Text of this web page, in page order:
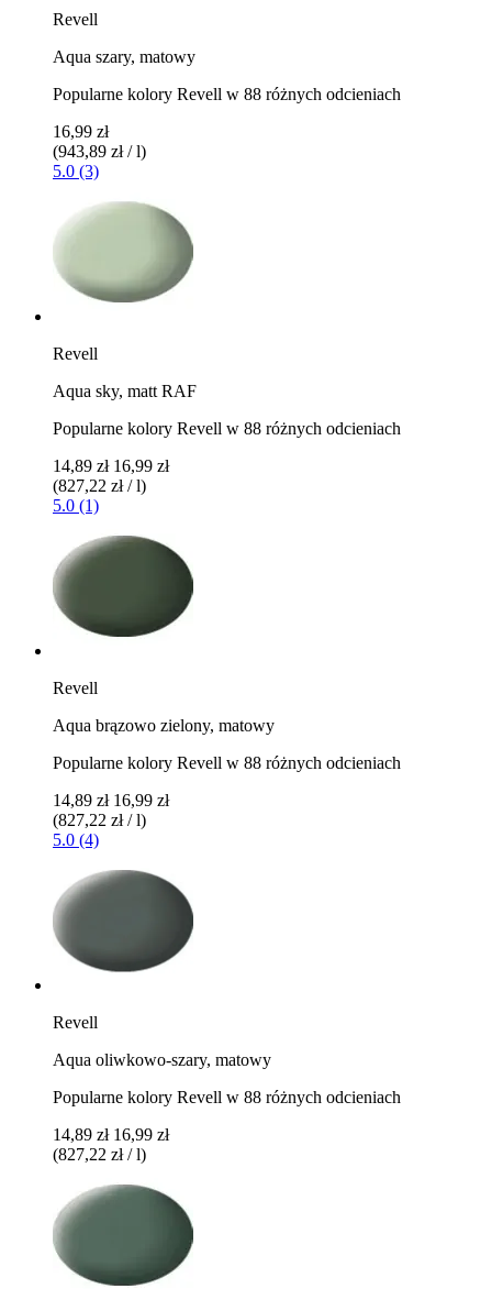
Revell
Aqua szary, matowy
Popularne kolory Revell w 88 różnych odcieniach
16,99 zł
(943,89 zł / l)
5.0 (3)
Revell
Aqua sky, matt RAF
Popularne kolory Revell w 88 różnych odcieniach
14,89 zł 16,99 zł
(827,22 zł / l)
5.0 (1)
Revell
Aqua brązowo zielony, matowy
Popularne kolory Revell w 88 różnych odcieniach
14,89 zł 16,99 zł
(827,22 zł / l)
5.0 (4)
Revell
Aqua oliwkowo-szary, matowy
Popularne kolory Revell w 88 różnych odcieniach
14,89 zł 16,99 zł
(827,22 zł / l)